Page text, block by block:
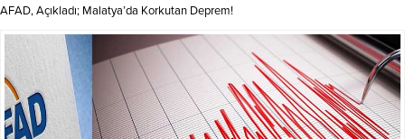
AFAD, Açıkladı; Malatya’da Korkutan Deprem!